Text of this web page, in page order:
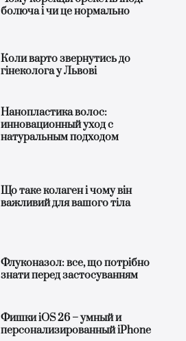
болюча і чи це нормально
Коли варто звернутись до
гінеколога у Львові
Нанопластика волос:
инновационный уход с
натуральным подходом
Що таке колаген і чому він
важливий для вашого тіла
Флуконазол: все, що потрібно
знати перед застосуванням
Фишки iOS 26 – умный и
персонализированный iPhone